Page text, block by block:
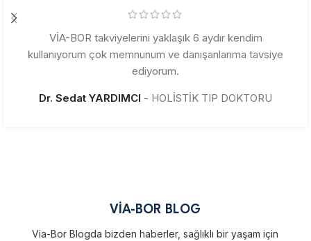
VİA-BOR takviyelerini yaklaşık 6 aydır kendim
kullanıyorum çok memnunum ve danışanlarıma tavsiye
ediyorum.
Dr. Sedat YARDIMCI HOLİSTİK TIP DOKTORU
VİA-BOR BLOG
Via-Bor Blogda bizden haberler, sağlıklı bir yaşam için